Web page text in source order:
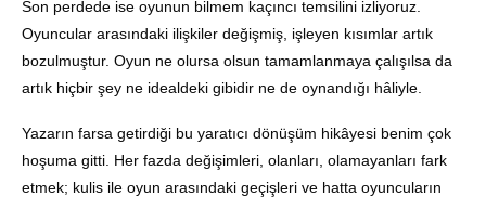
Son perdede ise oyunun bilmem kaçıncı temsilini izliyoruz.
Oyuncular arasındaki ilişkiler değişmiş, işleyen kısımlar artık
bozulmuştur. Oyun ne olursa olsun tamamlanmaya çalışılsa da
artık hiçbir şey ne idealdeki gibidir ne de oynandığı hâliyle.
Yazarın farsa getirdiği bu yaratıcı dönüşüm hikâyesi benim çok
hoşuma gitti. Her fazda değişimleri, olanları, olamayanları fark
etmek; kulis ile oyun arasındaki geçişleri ve hatta oyuncuların